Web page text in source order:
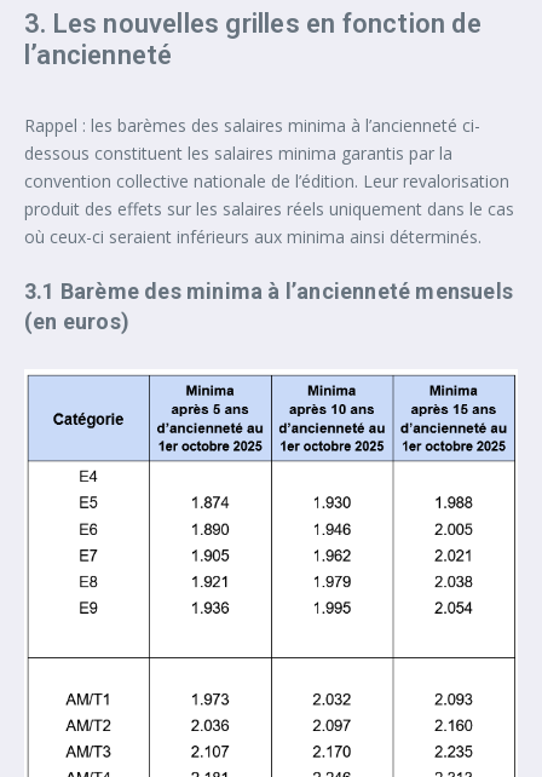
3. Les nouvelles grilles en fonction de
l’ancienneté
Rappel : les barèmes des salaires minima à l’ancienneté ci-
dessous constituent les salaires minima garantis par la
convention collective nationale de l’édition. Leur revalorisation
produit des effets sur les salaires réels uniquement dans le cas
où ceux-ci seraient inférieurs aux minima ainsi déterminés.
3.1 Barème des minima à l’ancienneté mensuels
(en euros)